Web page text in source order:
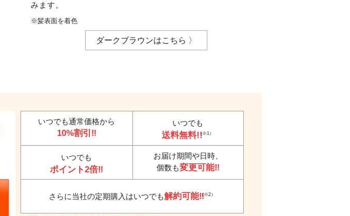
みます。
※髪表面を着色
ダークブラウンはこちら 〉
いつでも通常価格から
10%割引‼
いつでも
送料無料!!（※1）
いつでも
ポイント2倍‼
お届け期間や日時、
個数も変更可能‼
さらに当社の定期購入はいつでも解約可能‼（※2）